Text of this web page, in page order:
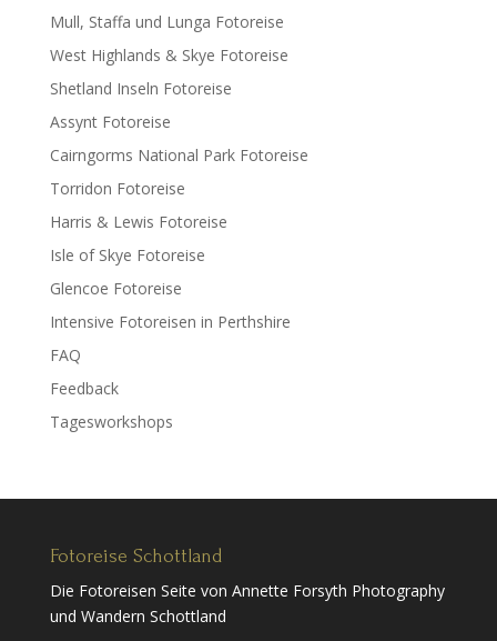
Mull, Staffa und Lunga Fotoreise
West Highlands & Skye Fotoreise
Shetland Inseln Fotoreise
Assynt Fotoreise
Cairngorms National Park Fotoreise
Torridon Fotoreise
Harris & Lewis Fotoreise
Isle of Skye Fotoreise
Glencoe Fotoreise
Intensive Fotoreisen in Perthshire
FAQ
Feedback
Tagesworkshops
Fotoreise Schottland
Die Fotoreisen Seite von Annette Forsyth Photography
und Wandern Schottland